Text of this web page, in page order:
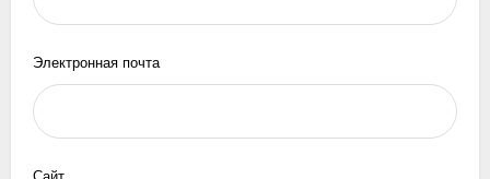
Электронная почта